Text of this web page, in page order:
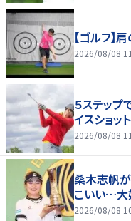
【ゴルフ】
2026/08/08
５ステップ
イスショッ
2026/08/08
桑木志帆が
こいい…大
2026/08/08